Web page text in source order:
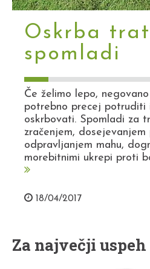
Oskrba
spomladi
Če želimo lepo,
potrebno precej potruditi
oskrbovati. Spomladi za
zračenjem, dosejevanjem
odpravljanjem mahu,
morebitnimi ukrepi proti
18/04/2017
Za največji